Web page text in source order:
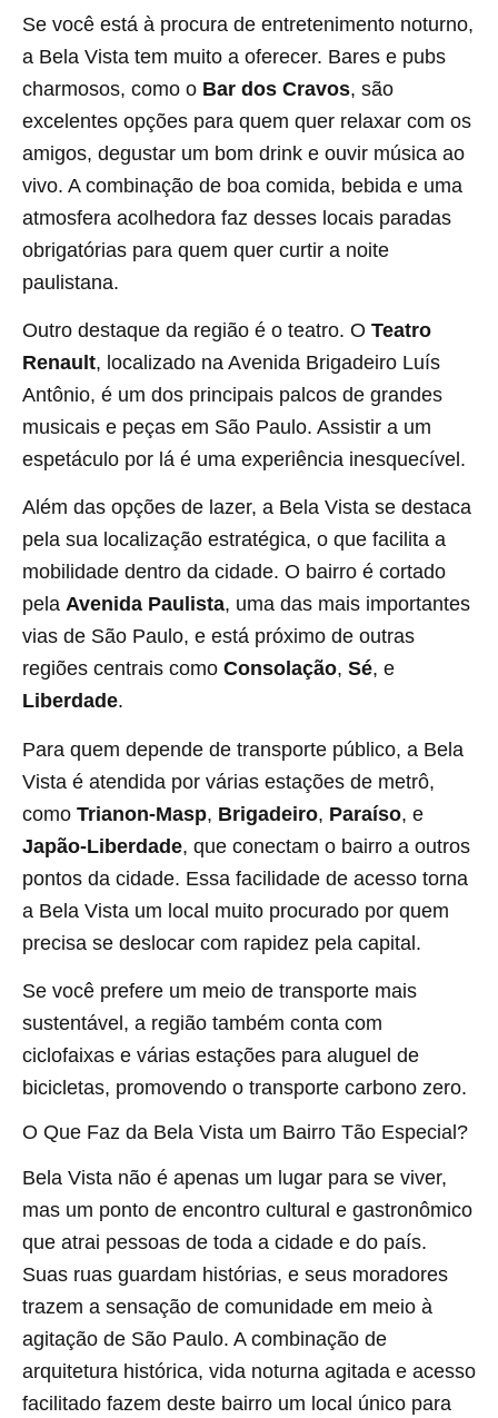
Se você está à procura de entretenimento noturno,
a Bela Vista tem muito a oferecer. Bares e pubs
charmosos, como o Bar dos Cravos, são
excelentes opções para quem quer relaxar com os
amigos, degustar um bom drink e ouvir música ao
vivo. A combinação de boa comida, bebida e uma
atmosfera acolhedora faz desses locais paradas
obrigatórias para quem quer curtir a noite
paulistana.
Outro destaque da região é o teatro. O Teatro
Renault, localizado na Avenida Brigadeiro Luís
Antônio, é um dos principais palcos de grandes
musicais e peças em São Paulo. Assistir a um
espetáculo por lá é uma experiência inesquecível.
Além das opções de lazer, a Bela Vista se destaca
pela sua localização estratégica, o que facilita a
mobilidade dentro da cidade. O bairro é cortado
pela Avenida Paulista, uma das mais importantes
vias de São Paulo, e está próximo de outras
regiões centrais como Consolação, Sé, e
Liberdade.
Para quem depende de transporte público, a Bela
Vista é atendida por várias estações de metrô,
como Trianon-Masp, Brigadeiro, Paraíso, e
Japão-Liberdade, que conectam o bairro a outros
pontos da cidade. Essa facilidade de acesso torna
a Bela Vista um local muito procurado por quem
precisa se deslocar com rapidez pela capital.
Se você prefere um meio de transporte mais
sustentável, a região também conta com
ciclofaixas e várias estações para aluguel de
bicicletas, promovendo o transporte carbono zero.
O Que Faz da Bela Vista um Bairro Tão Especial?
Bela Vista não é apenas um lugar para se viver,
mas um ponto de encontro cultural e gastronômico
que atrai pessoas de toda a cidade e do país.
Suas ruas guardam histórias, e seus moradores
trazem a sensação de comunidade em meio à
agitação de São Paulo. A combinação de
arquitetura histórica, vida noturna agitada e acesso
facilitado fazem deste bairro um local único para